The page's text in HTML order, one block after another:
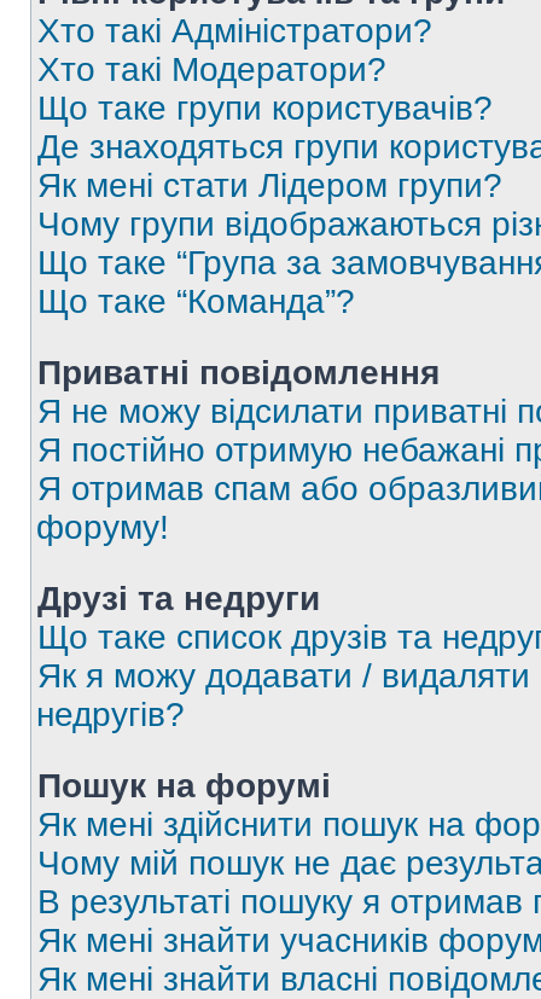
Хто такі Адміністратори?
Хто такі Модератори?
Що таке групи користувачів?
Де знаходяться групи
Як мені стати Лідером групи?
Чому групи відображаються
Що таке “Група за
Що таке “Команда”?
Приватні повідомлення
Я не можу відсилати приватні
Я постійно отримую небажані
Я отримав спам або
форуму!
Друзі та недруги
Що таке список друзів та
Як я можу додавати / видаляти
недругів?
Пошук на форумі
Як мені здійснити пошук на
Чому мій пошук не дає
В результаті пошуку я отримав
Як мені знайти учасників
Як мені знайти власні